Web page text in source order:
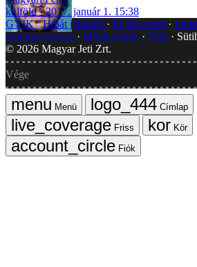
külföld
2017. január 1. 15:38
GYIK Hibát jelentek Impresszum
dokumentumok
Médiaajánlat RSS
© 2026 Magyar Jeti Zrt.
Vége
Menü
Címlap
Friss
Kör
Fiók